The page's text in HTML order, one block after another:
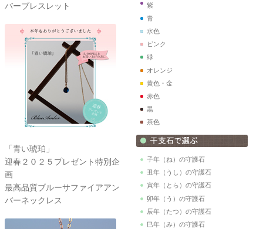
バーブレスレット
「青い琥珀」
迎春２０２５プレゼント特別企
画
最高品質ブルーサファイアアン
バーネックレス
紫
青
水色
ピンク
緑
オレンジ
黄色・金
赤色
黒
茶色
子年（ね）の守護石
丑年（うし）の守護石
寅年（とら）の守護石
卯年（う）の守護石
辰年（たつ）の守護石
巳年（み）の守護石